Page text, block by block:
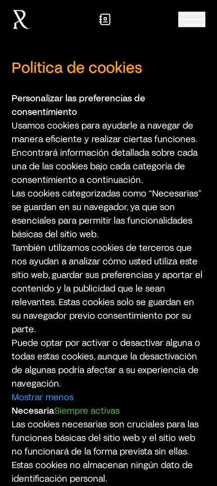
Política de cookies
Personalizar las preferencias de
consentimiento
Usamos cookies para ayudarle a navegar de
manera eficiente y realizar ciertas funciones.
Encontrará información detallada sobre cada
una de las cookies bajo cada categoría de
consentimiento a continuación.
Las cookies categorizadas como “Necesarias”
se guardan en su navegador, ya que son
esenciales para permitir las funcionalidades
básicas del sitio web.
También utilizamos cookies de terceros que
nos ayudan a analizar cómo usted utiliza este
sitio web, guardar sus preferencias y aportar el
contenido y la publicidad que le sean
relevantes. Estas cookies solo se guardan en
su navegador previo consentimiento por su
parte.
Puede optar por activar o desactivar alguna o
todas estas cookies, aunque la desactivación
de algunas podría afectar a su experiencia de
navegación.
Mostrar menos
NecesariaSiempre activas
Las cookies necesarias son cruciales para las
funciones básicas del sitio web y el sitio web
no funcionará de la forma prevista sin ellas.
Estas cookies no almacenan ningún dato de
identificación personal.